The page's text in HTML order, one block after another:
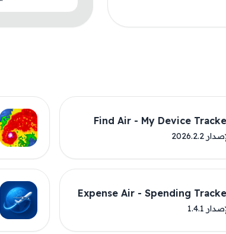
Find Air - My Device
2026.2.2
Expense Air - Spending
1.4.1